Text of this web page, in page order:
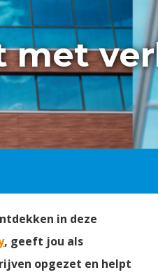
met
in deze
, geeft jou als
opgezet en helpt